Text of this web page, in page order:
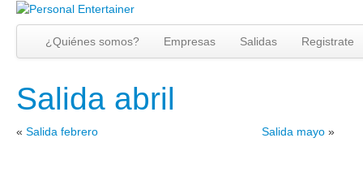
¿Quiénes somos? Empresas Salidas Registrate
Salida abril
« Salida febrero Salida mayo »